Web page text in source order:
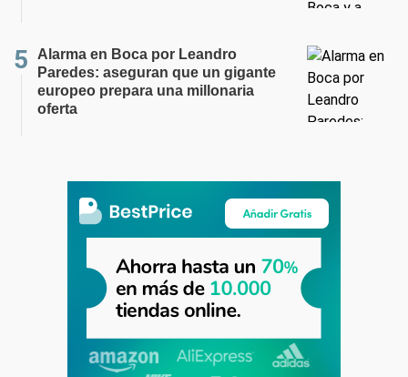
Alarma en Boca por Leandro
Paredes: aseguran que un gigante
europeo prepara una millonaria
oferta